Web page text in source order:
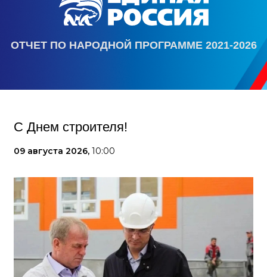
ОТЧЕТ ПО НАРОДНОЙ ПРОГРАММЕ 2021-2026
С Днем строителя!
09 августа 2026, 10:00